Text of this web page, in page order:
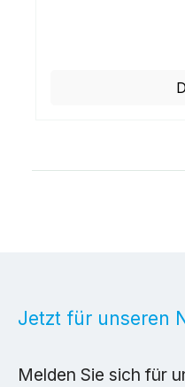
Jetzt für unseren
Melden Sie sich für